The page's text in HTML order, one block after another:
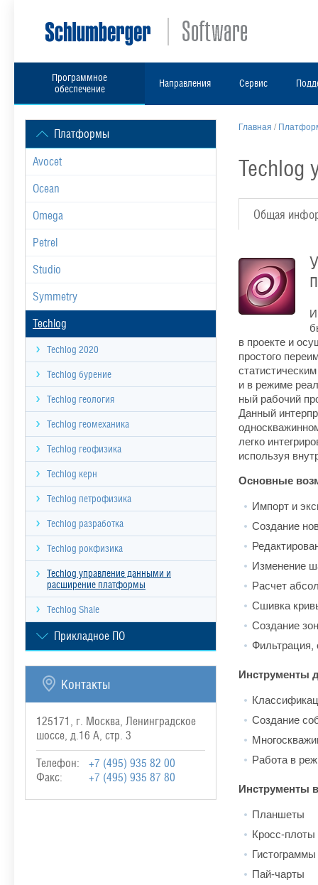
Программное
обеспечение
Направления Сервис
Платформы
Avocet
Ocean
Omega
Petrel
Studio
Symmetry
Techlog
Techlog 2020
Techlog бурение
Techlog геология
Techlog геомеханика
Techlog геофизика
Techlog керн
Techlog петрофизика
Techlog разработка
Techlog рокфизика
Techlog управление данными и
расширение платформы
Techlog Shale
Прикладное ПО
Контакты
125171, г. Москва, Ленинградское
шоссе, д.16 А, стр. 3
Телефон:
+7 (495) 935 82 00
Факс:
+7 (495) 935 87 80
Главная /
Techlog
Общая
в проекте и
простого
и в режиме
ный рабочий
Данный
легко
используя
Основные
Импорт и
Создание
Изменение
Расчет
Сшивка
Создание
Фильтрация,
Инструменты
Создание
Работа в
Инструменты
Планшеты
Кросс-плоты
Гистограммы
Пай-чарты